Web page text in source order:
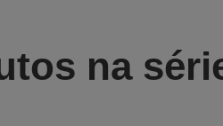
na